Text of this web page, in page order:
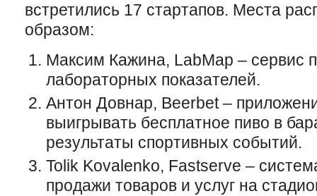
встретились 17 стартапов. Места
образом:
Максим Кажина, LabMap – сервис
лабораторных показателей.
Антон Довнар, Beerbet –
выигрывать бесплатное пиво в
результаты спортивных событий.
Tolik Kovalenko, Fastserve –
продажи товаров и услуг на